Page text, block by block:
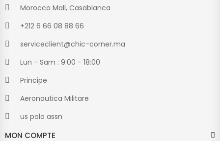
Morocco Mall, Casablanca
+212 6 66 08 88 66
serviceclient@chic-corner.ma
Lun - Sam : 9:00 - 18:00
Principe
Aeronautica Militare
us polo assn
MON COMPTE